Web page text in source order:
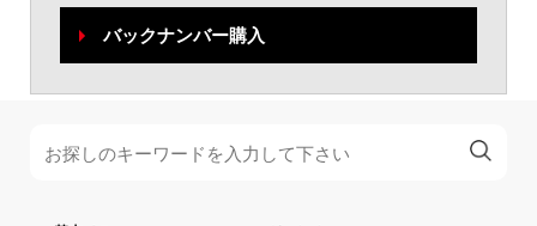
バックナンバー購入